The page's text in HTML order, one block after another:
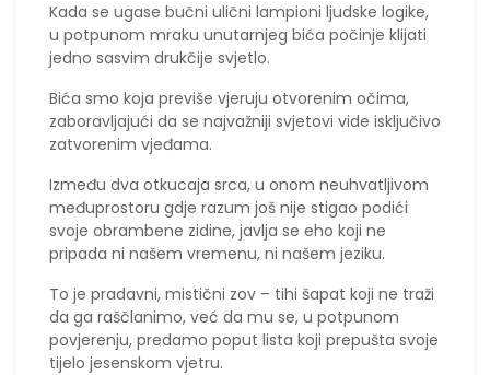
​Kada se ugase bučni ulični lampioni ljudske logike,
u potpunom mraku unutarnjeg bića počinje klijati
jedno sasvim drukčije svjetlo.
Bića smo koja previše vjeruju otvorenim očima,
zaboravljajući da se najvažniji svjetovi vide isključivo
zatvorenim vjeđama.
Između dva otkucaja srca, u onom neuhvatljivom
međuprostoru gdje razum još nije stigao podići
svoje obrambene zidine, javlja se eho koji ne
pripada ni našem vremenu, ni našem jeziku.
To je pradavni, mistični zov – tihi šapat koji ne traži
da ga raščlanimo, već da mu se, u potpunom
povjerenju, predamo poput lista koji prepušta svoje
tijelo jesenskom vjetru.